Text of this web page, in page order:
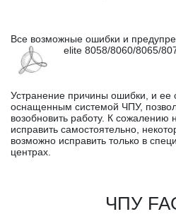
Все возможные ошибки и
elite 8058/8060/8065/
Устранение причины ошибки, и ее
оснащенным системой ЧПУ,
возобновить работу. К
исправить самостоятельно,
возможно исправить только в
центрах.
ЧПУ